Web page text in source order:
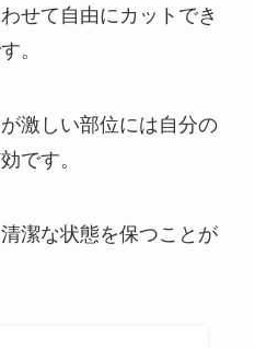
せて自由にカットでき
。
激しい部位には自分の
です。
潔な状態を保つことが